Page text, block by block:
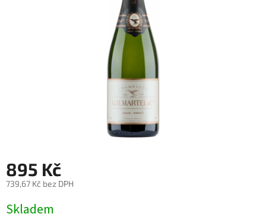
895 Kč
739,67 Kč bez DPH
cena:
Skladem